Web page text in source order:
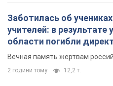
Заботилась об
учителей: в
области погибли
муж и внук
Вечная память жертвам
2 години тому 12,2 т.